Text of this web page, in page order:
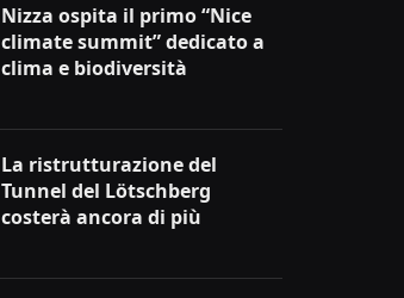
Nizza ospita il primo “Nice
climate summit” dedicato a
clima e biodiversità
La ristrutturazione del
Tunnel del Lötschberg
costerà ancora di più